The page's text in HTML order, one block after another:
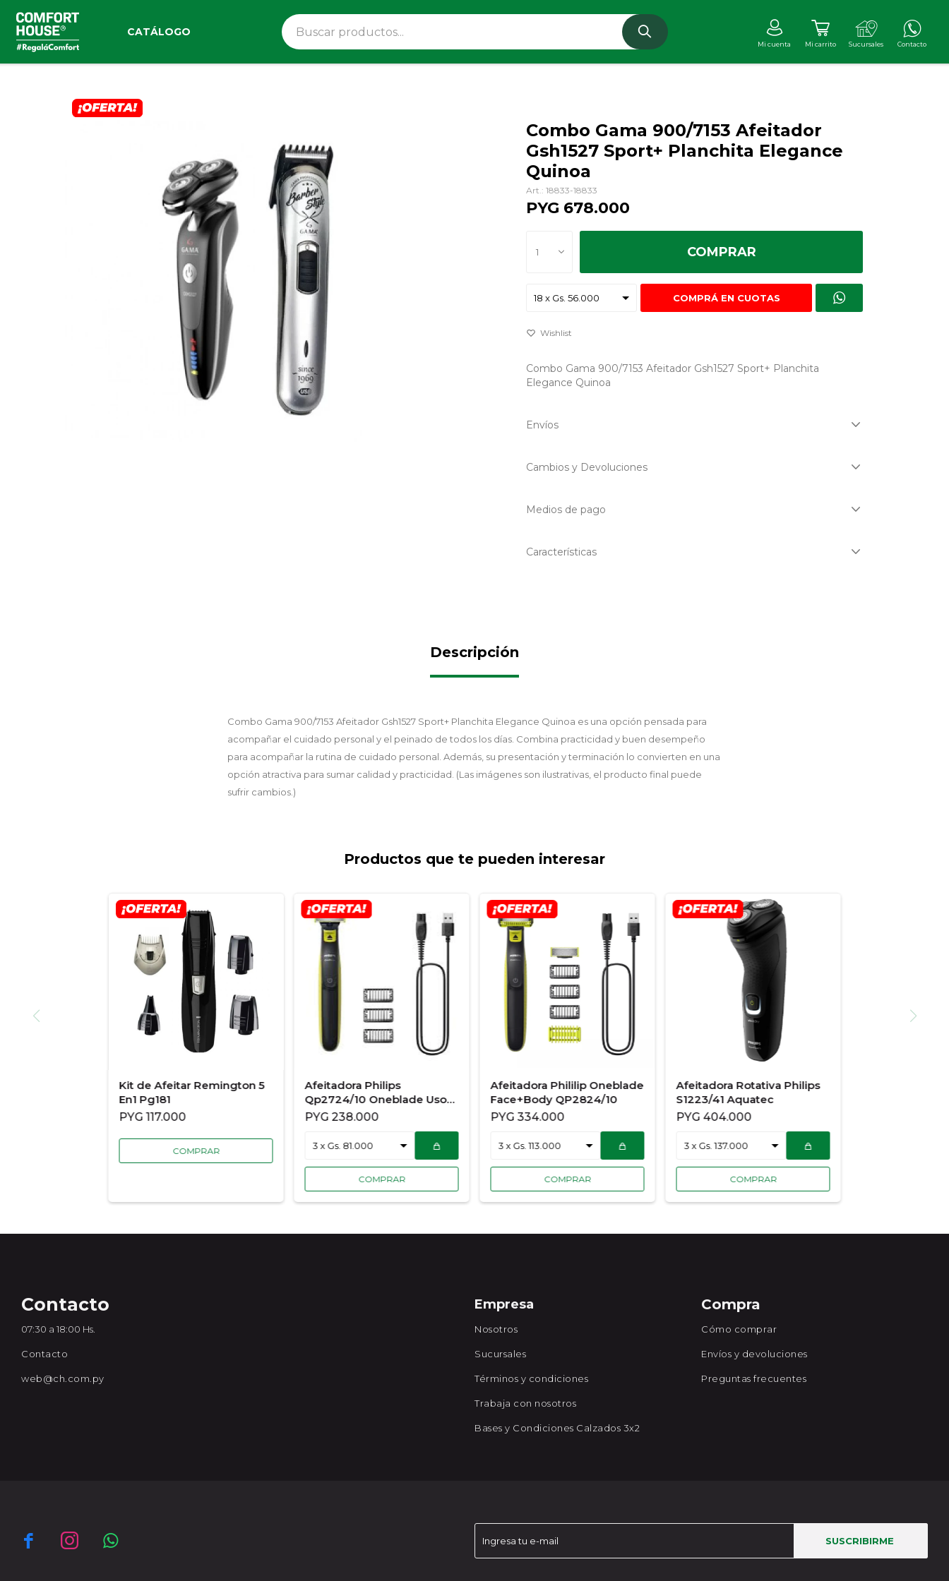
CATÁLOGO
Combo Gama 900/7153 Afeitador
Gsh1527 Sport+ Planchita Elegance
Quinoa
18833-18833
PYG 678.000
1 COMPRAR
COMPRÁ EN CUOTAS
Combo Gama 900/7153 Afeitador Gsh1527 Sport+ Planchita
Elegance Quinoa
Envíos
Cambios y Devoluciones
Medios de pago
Características
Descripción
Combo Gama 900/7153 Afeitador Gsh1527 Sport+ Planchita Elegance Quinoa es una opción pensada para
acompañar el cuidado personal y el peinado de todos los días. Combina practicidad y buen desempeño
para acompañar la rutina de cuidado personal. Además, su presentación y terminación lo convierten en una
opción atractiva para sumar calidad y practicidad. (Las imágenes son ilustrativas, el producto final puede
sufrir cambios.)
Productos que te pueden interesar
Kit de Afeitar Remington 5
En1 Pg181
PYG 117.000
Afeitadora Philips
Qp2724/10 Oneblade Uso
Rostro
PYG 238.000
Afeitadora Phililip Oneblade
Face+Body QP2824/10
PYG 334.000
Afeitadora Rotativa Philips
S1223/41 Aquatec
PYG 404.000
   SUSCRIBIRME
Contacto
07:30 a 18:00 Hs.
Contacto
web@ch.com.py
Empresa
Nosotros
Sucursales
Términos y condiciones
Trabaja con nosotros
Bases y Condiciones Calzados 3x2
Compra
Cómo comprar
Envíos y devoluciones
Preguntas frecuentes